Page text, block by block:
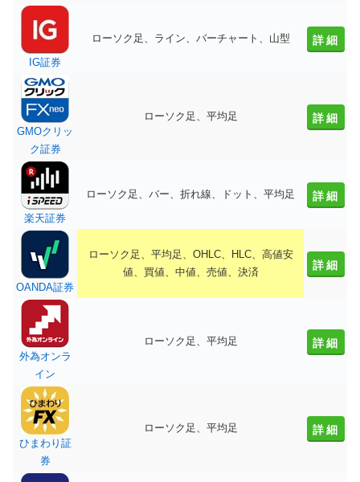
IG証券
ローソク足、ライン、バーチャート、山型 詳細
GMOクリッ
ク証券
ローソク足、平均足 詳細
楽天証券
ローソク足、バー、折れ線、ドット、平均足 詳細
OANDA証券
ローソク足、平均足、OHLC、HLC、高値安
値、買値、中値、売値、決済
詳細
外為オンラ
イン
ローソク足、平均足 詳細
ひまわり証
券
ローソク足、平均足 詳細